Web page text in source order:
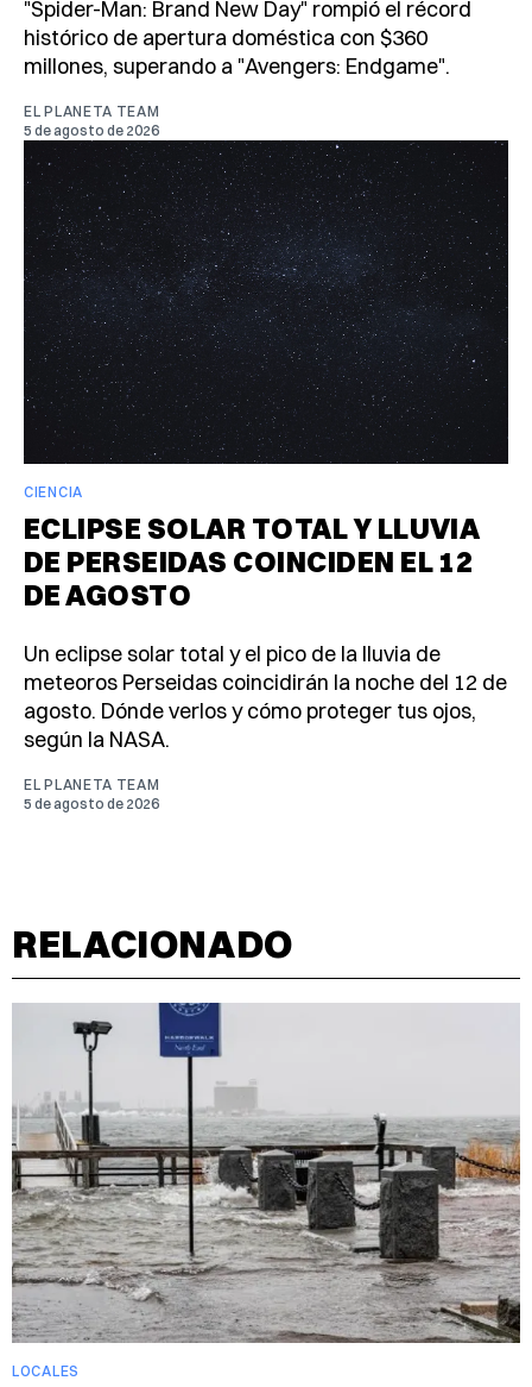
"Spider-Man: Brand New Day" rompió el récord
histórico de apertura doméstica con $360
millones, superando a "Avengers: Endgame".
EL PLANETA TEAM
5 de agosto de 2026
CIENCIA
ECLIPSE SOLAR TOTAL Y LLUVIA
DE PERSEIDAS COINCIDEN EL 12
DE AGOSTO
Un eclipse solar total y el pico de la lluvia de
meteoros Perseidas coincidirán la noche del 12 de
agosto. Dónde verlos y cómo proteger tus ojos,
según la NASA.
EL PLANETA TEAM
5 de agosto de 2026
RELACIONADO
LOCALES